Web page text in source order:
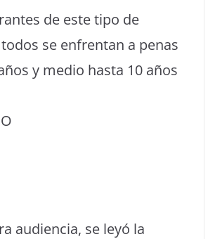
de este tipo de
se enfrentan a penas
y medio hasta 10 años
audiencia, se leyó la